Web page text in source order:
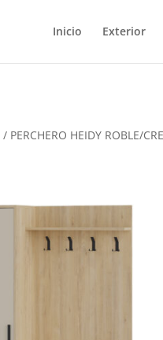
Inicio Exterior
/ PERCHERO HEIDY ROBLE/